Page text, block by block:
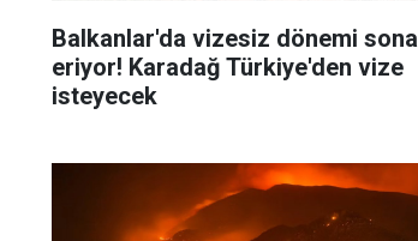
Balkanlar'da vizesiz dönemi sona
eriyor! Karadağ Türkiye'den vize
isteyecek